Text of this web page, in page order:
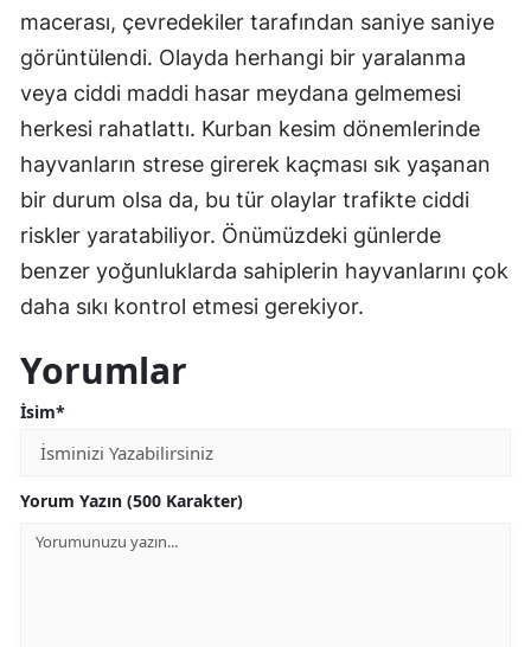
macerası, çevredekiler tarafından saniye saniye
görüntülendi. Olayda herhangi bir yaralanma
veya ciddi maddi hasar meydana gelmemesi
herkesi rahatlattı. Kurban kesim dönemlerinde
hayvanların strese girerek kaçması sık yaşanan
bir durum olsa da, bu tür olaylar trafikte ciddi
riskler yaratabiliyor. Önümüzdeki günlerde
benzer yoğunluklarda sahiplerin hayvanlarını çok
daha sıkı kontrol etmesi gerekiyor.
Yorumlar
İsim*
Yorum Yazın (500 Karakter)